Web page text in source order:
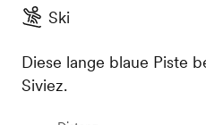
Ski
Diese lange blaue Piste
Siviez.